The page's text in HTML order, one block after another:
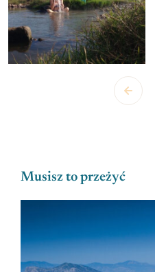
Musisz to przeżyć